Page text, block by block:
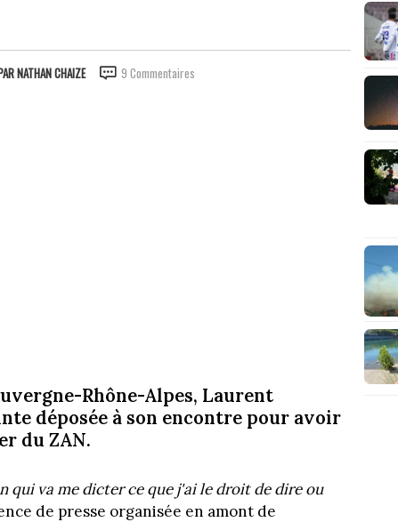
NATHAN CHAIZE 9 Commentaires
Rhône-Alpes, Laurent
déposée à son encontre pour avoir
du ZAN.
qui va me dicter ce que j'ai le droit de dire ou
de presse organisée en amont de